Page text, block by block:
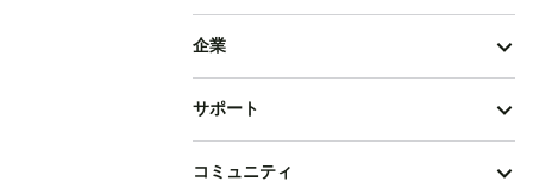
企業
サポート
コミュニティ